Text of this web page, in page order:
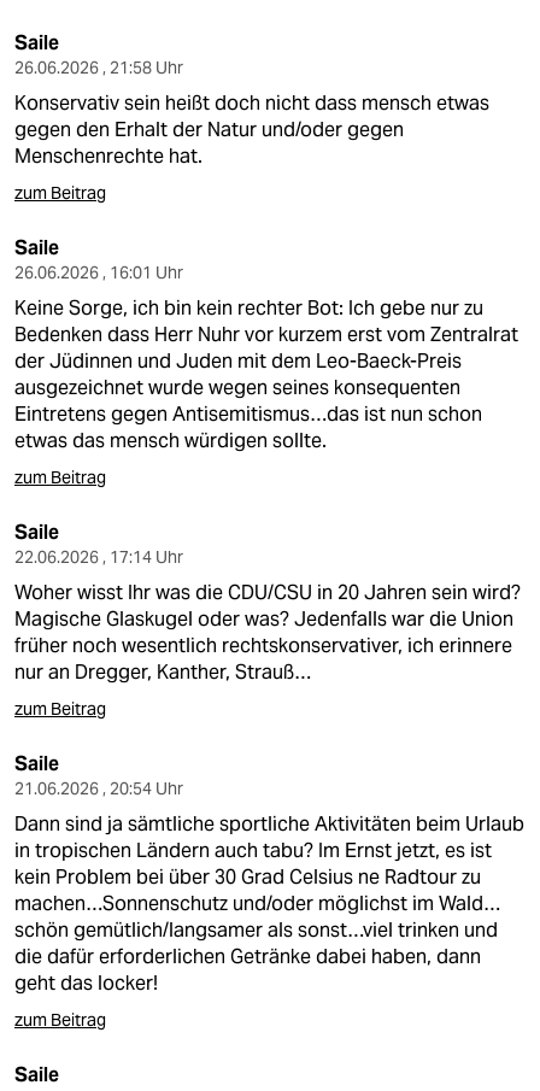
Saile
26.06.2026 , 21:58 Uhr
Konservativ sein heißt doch nicht dass mensch etwas
gegen den Erhalt der Natur und/oder gegen
Menschenrechte hat.
zum Beitrag
Saile
26.06.2026 , 16:01 Uhr
Keine Sorge, ich bin kein rechter Bot: Ich gebe nur zu
Bedenken dass Herr Nuhr vor kurzem erst vom Zentralrat
der Jüdinnen und Juden mit dem Leo-Baeck-Preis
ausgezeichnet wurde wegen seines konsequenten
Eintretens gegen Antisemitismus…das ist nun schon
etwas das mensch würdigen sollte.
zum Beitrag
Saile
22.06.2026 , 17:14 Uhr
Woher wisst Ihr was die CDU/CSU in 20 Jahren sein wird?
Magische Glaskugel oder was? Jedenfalls war die Union
früher noch wesentlich rechtskonservativer, ich erinnere
nur an Dregger, Kanther, Strauß…
zum Beitrag
Saile
21.06.2026 , 20:54 Uhr
Dann sind ja sämtliche sportliche Aktivitäten beim Urlaub
in tropischen Ländern auch tabu? Im Ernst jetzt, es ist
kein Problem bei über 30 Grad Celsius ne Radtour zu
machen…Sonnenschutz und/oder möglichst im Wald…
schön gemütlich/langsamer als sonst…viel trinken und
die dafür erforderlichen Getränke dabei haben, dann
geht das locker!
zum Beitrag
Saile